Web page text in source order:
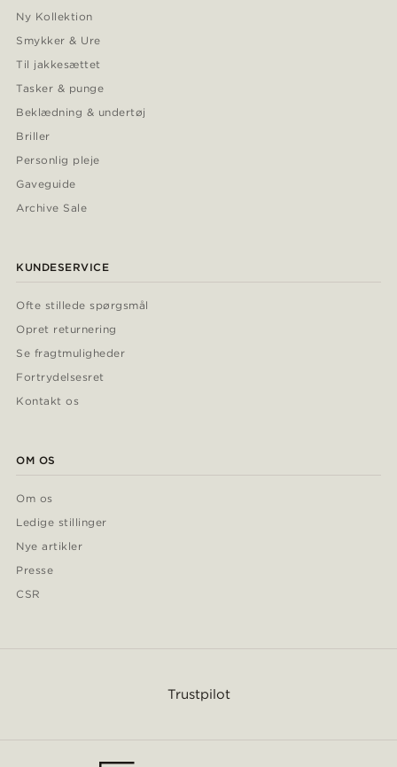
Ny Kollektion
Smykker & Ure
Til jakkesættet
Tasker & punge
Beklædning & undertøj
Briller
Personlig pleje
Gaveguide
Archive Sale
KUNDESERVICE
Ofte stillede spørgsmål
Opret returnering
Se fragtmuligheder
Fortrydelsesret
Kontakt os
OM OS
Om os
Ledige stillinger
Nye artikler
Presse
CSR
Trustpilot